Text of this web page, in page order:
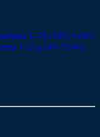
1-25 (24V/55W)